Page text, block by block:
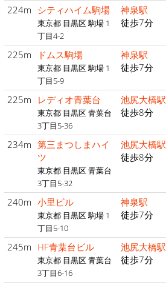
224m シティハイム駒場
東京都 目黒区 駒場 1
丁目4-2
神泉駅
徒歩7分
225m ドムス駒場
東京都 目黒区 駒場 1
丁目5-9
神泉駅
徒歩7分
225m レディオ青葉台
東京都 目黒区 青葉台
3丁目5-36
池尻大橋駅
徒歩8分
234m 第三まつしまハイ
ツ
東京都 目黒区 青葉台
3丁目5-32
池尻大橋駅
徒歩8分
240m 小里ビル
東京都 目黒区 駒場 1
丁目5-10
神泉駅
徒歩7分
245m HF青葉台ビル
東京都 目黒区 青葉台
3丁目6-16
池尻大橋駅
徒歩7分